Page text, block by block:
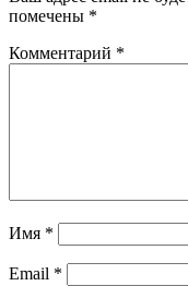
помечены *
Комментарий *
Имя *
Email *